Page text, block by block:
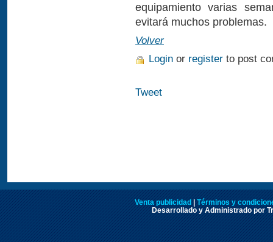
equipamiento varias
evitará muchos problemas.
Volver
Login or register to post
Tweet
Venta publicidad | Términos y
Desarrollado y Administrado por